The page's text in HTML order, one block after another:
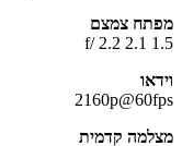
צמצם
קדמית